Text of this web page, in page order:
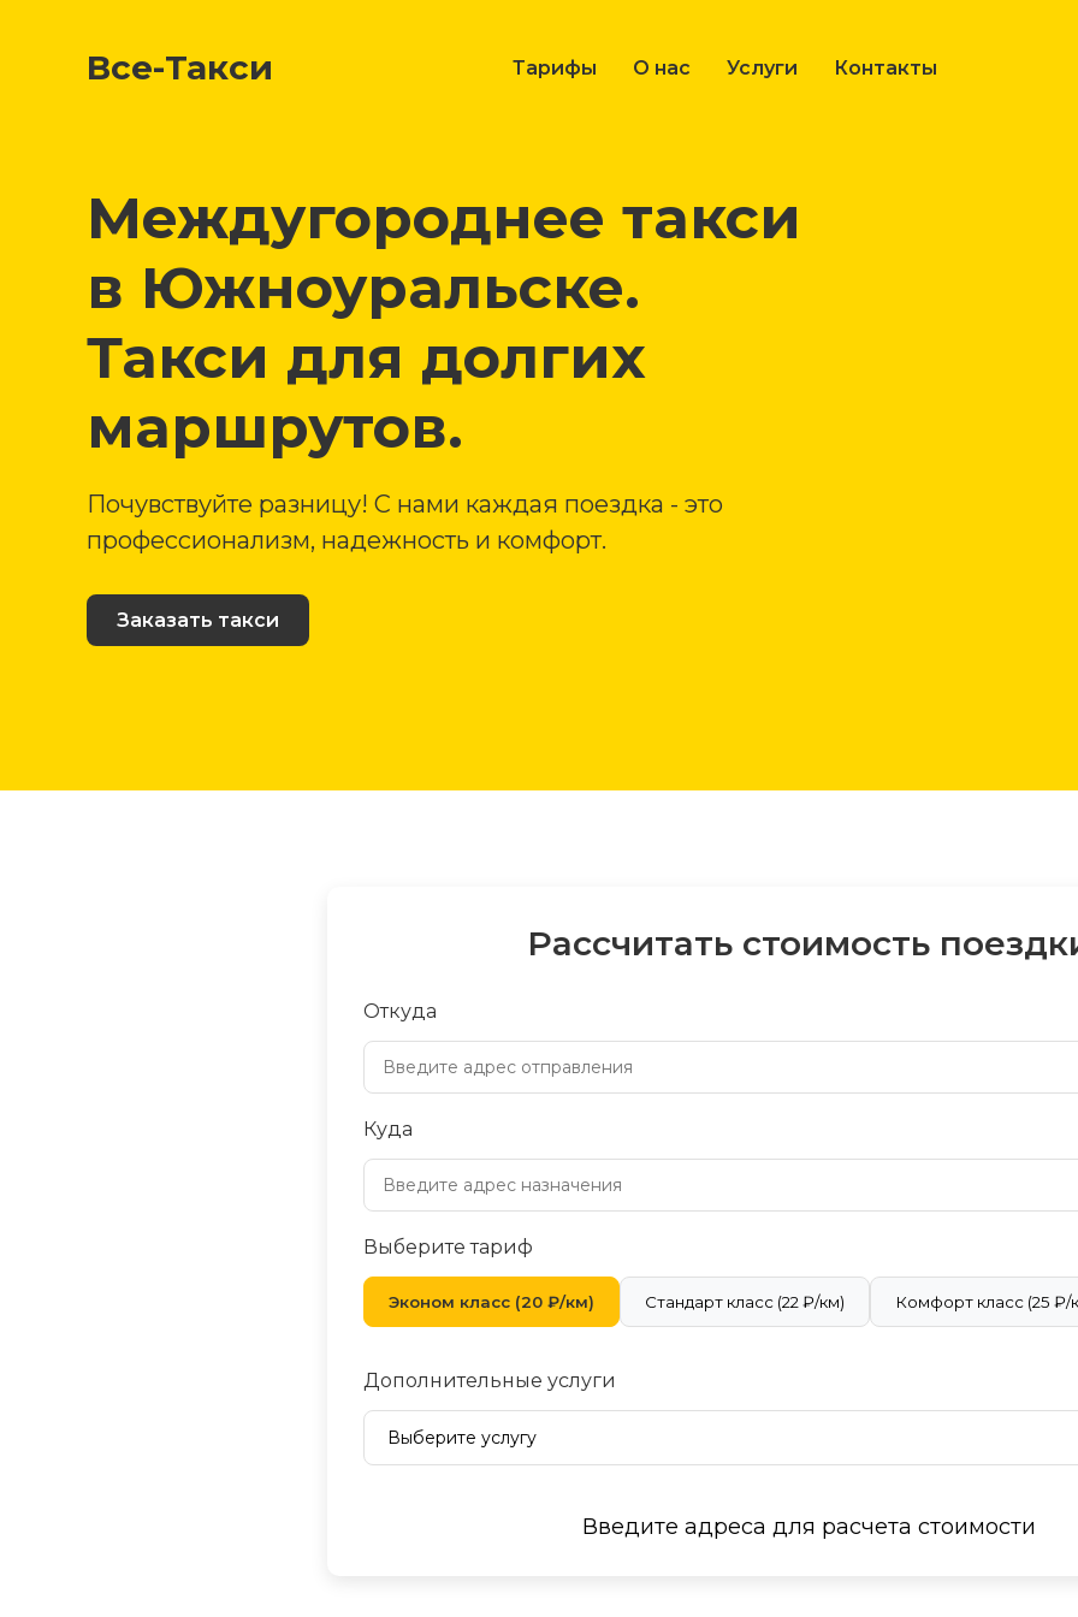
Все-Такси Тарифы О нас Услуги Контакты
Междугороднее такси
в Южноуральске.
Такси для долгих
маршрутов.
Почувствуйте разницу! С нами каждая поездка - это
профессионализм, надежность и комфорт.
Заказать такси
Рассчитать стоимость
Откуда
Куда
Выберите тариф
Эконом класс (20 ₽/км) Стандарт класс (22 ₽/км) Комфорт класс (25 ₽/
Дополнительные услуги
Введите адреса для расчета стоимости